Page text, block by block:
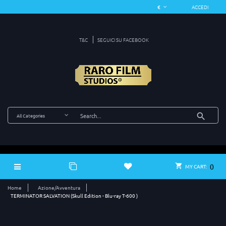
ACCEDI
T&C SEGUICI SU FACEBOOK
MY CART: 0
Home
Azione/Avventura
TERMINATOR SALVATION (Skull Edition - Blu-ray T-600 )